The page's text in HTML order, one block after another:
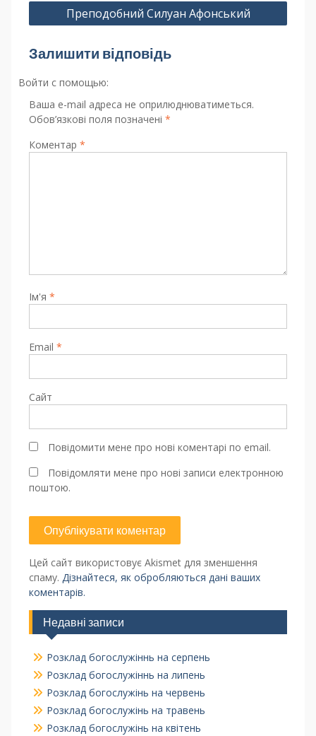
Преподобний Силуан Афонський
Залишити відповідь
Войти с помощью:
Ваша e-mail адреса не оприлюднюватиметься.
Обов’язкові поля позначені *
Коментар *
Ім'я *
Email *
Сайт
Повідомити мене про нові коментарі по email.
Повідомляти мене про нові записи електронною
поштою.
Цей сайт використовує Akismet для зменшення
спаму. Дізнайтеся, як обробляються дані ваших
коментарів.
Недавні записи
Розклад богослужіннь на серпень
Розклад богослужіннь на липень
Розклад богослужінь на червень
Розклад богослужінь на травень
Розклад богослужінь на квітень